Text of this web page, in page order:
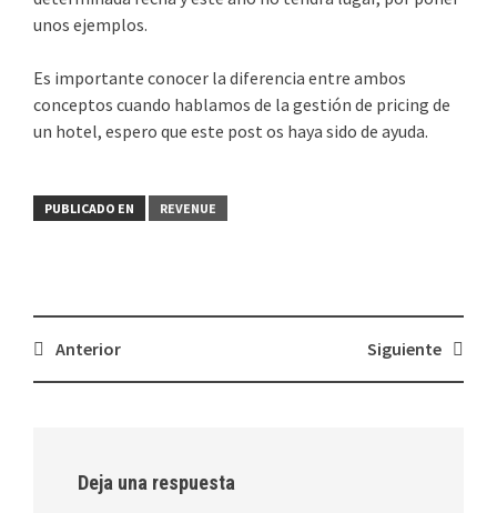
unos ejemplos.
Es importante conocer la diferencia entre ambos
conceptos cuando hablamos de la gestión de pricing de
un hotel, espero que este post os haya sido de ayuda.
PUBLICADO EN REVENUE
Navegación
de
Anterior Siguiente
Deja una respuesta